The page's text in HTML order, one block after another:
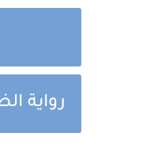
رواية